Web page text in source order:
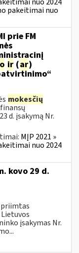
pakeitimai nuo
prie FM
ir (ar)
mokesčių
d. įsakymą Nr.
MĮP 2021 »
nuo 2024
kovo 29 d.
priimtas
įsakymas Nr.